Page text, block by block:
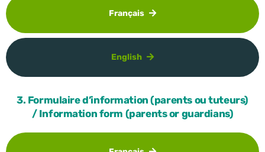
Français
English
3. Formulaire d’information (parents ou tuteurs)
/ Information form (parents or guardians)